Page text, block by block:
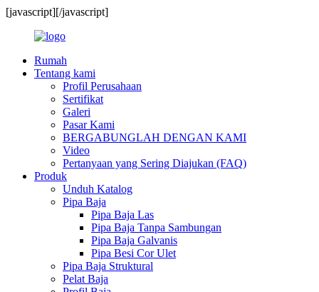
[javascript][/javascript]
Rumah
Tentang kami
Profil Perusahaan
Sertifikat
Galeri
Pasar Kami
BERGABUNGLAH DENGAN KAMI
Video
Pertanyaan yang Sering Diajukan (FAQ)
Produk
Unduh Katalog
Pipa Baja
Pipa Baja Las
Pipa Baja Tanpa Sambungan
Pipa Baja Galvanis
Pipa Besi Cor Ulet
Pipa Baja Struktural
Pelat Baja